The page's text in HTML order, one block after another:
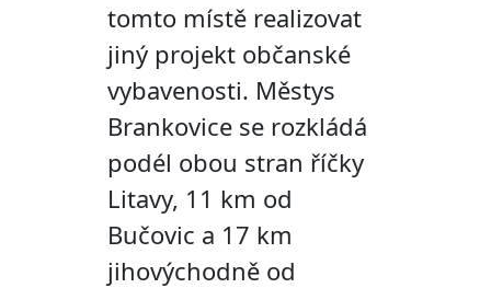
tomto místě realizovat
jiný projekt občanské
vybavenosti. Městys
Brankovice se rozkládá
podél obou stran říčky
Litavy, 11 km od
Bučovic a 17 km
jihovýchodně od